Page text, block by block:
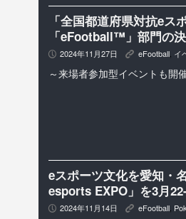
「全国都道府県対抗eス
「eFootball™」部門の
P 2024年11月27日 K eFootball イ
～来場者参加型イベントも開
eスポーツ文化を愛知・
esports EXPO」を3月
P 2024年11月14日 K eFootball